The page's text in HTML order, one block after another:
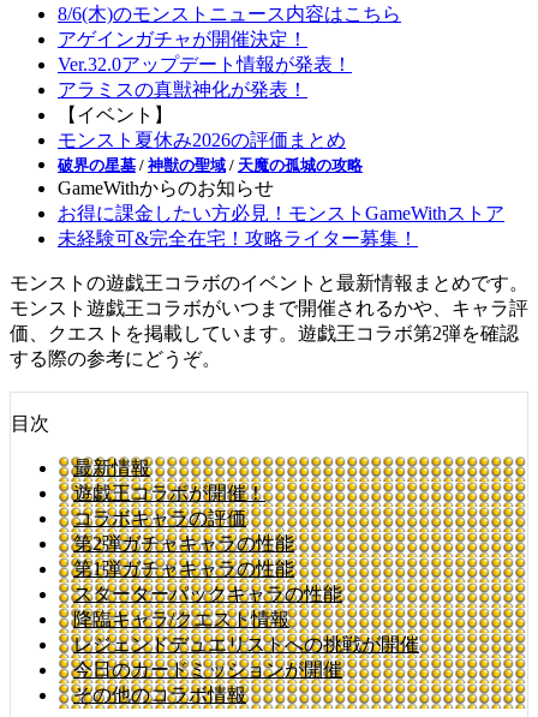
8/6(木)のモンストニュース内容はこちら
アゲインガチャが開催決定！
Ver.32.0アップデート情報が発表！
アラミスの真獣神化が発表！
【イベント】
モンスト夏休み2026の評価まとめ
破界の星墓 / 神獣の聖域 / 天魔の孤城の攻略
GameWithからのお知らせ
お得に課金したい方必見！モンストGameWithストア
未経験可&完全在宅！攻略ライター募集！
モンストの遊戯王コラボのイベントと最新情報まとめです。
モンスト遊戯王コラボがいつまで開催されるかや、キャラ評
価、クエストを掲載しています。遊戯王コラボ第2弾を確認
する際の参考にどうぞ。
目次
最新情報
遊戯王コラボが開催！
コラボキャラの評価
第2弾ガチャキャラの性能
第1弾ガチャキャラの性能
スターターパックキャラの性能
降臨キャラ/クエスト情報
レジェンドデュエリストへの挑戦が開催
今日のカードミッションが開催
その他のコラボ情報